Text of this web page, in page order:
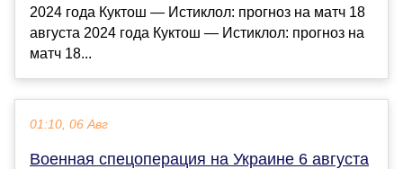
2024 года Куктош — Истиклол: прогноз на матч 18
августа 2024 года Куктош — Истиклол: прогноз на
матч 18...
01:10, 06 Авг
Военная спецоперация на Украине 6 августа